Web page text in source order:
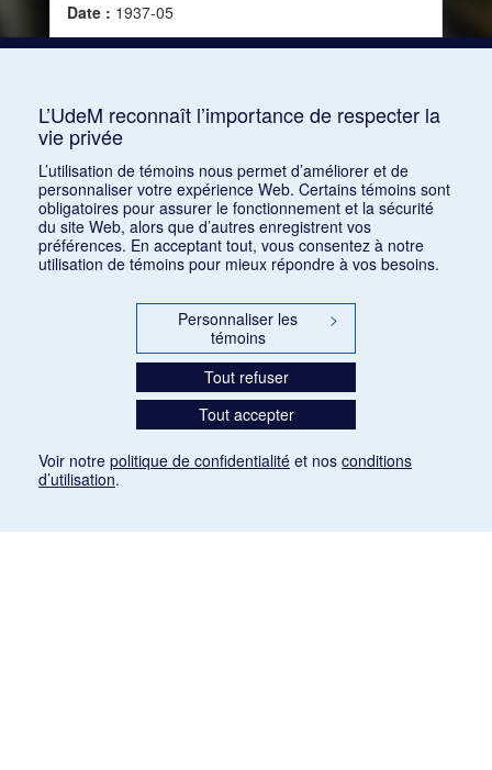
Date : 1937-05
Source :Modern Music, vol. 14, no 4 (mai 1937)
L’UdeM reconnaît l’importance de respecter la
vie privée
L’utilisation de témoins nous permet d’améliorer et de
personnaliser votre expérience Web. Certains témoins sont
obligatoires pour assurer le fonctionnement et la sécurité
du site Web, alors que d’autres enregistrent vos
préférences. En acceptant tout, vous consentez à notre
utilisation de témoins pour mieux répondre à vos besoins.
Personnaliser les
témoins
>
Tout refuser
Tout accepter
Voir notre politique de confidentialité et nos conditions
d’utilisation.